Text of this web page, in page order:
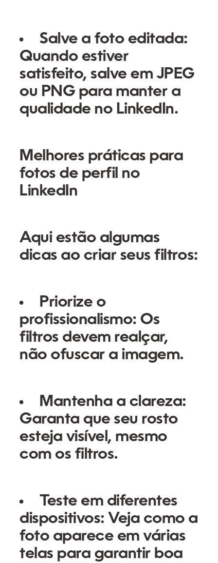
Salve a foto editada:
Quando estiver
satisfeito, salve em JPEG
ou PNG para manter a
qualidade no LinkedIn.
Melhores práticas para
fotos de perfil no
LinkedIn
Aqui estão algumas
dicas ao criar seus filtros:
Priorize o
profissionalismo: Os
filtros devem realçar,
não ofuscar a imagem.
Mantenha a clareza:
Garanta que seu rosto
esteja visível, mesmo
com os filtros.
Teste em diferentes
dispositivos: Veja como a
foto aparece em várias
telas para garantir boa